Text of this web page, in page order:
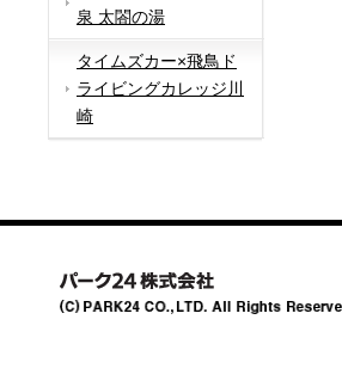
泉 太閤の湯
タイムズカー×飛鳥ド
ライビングカレッジ川
崎